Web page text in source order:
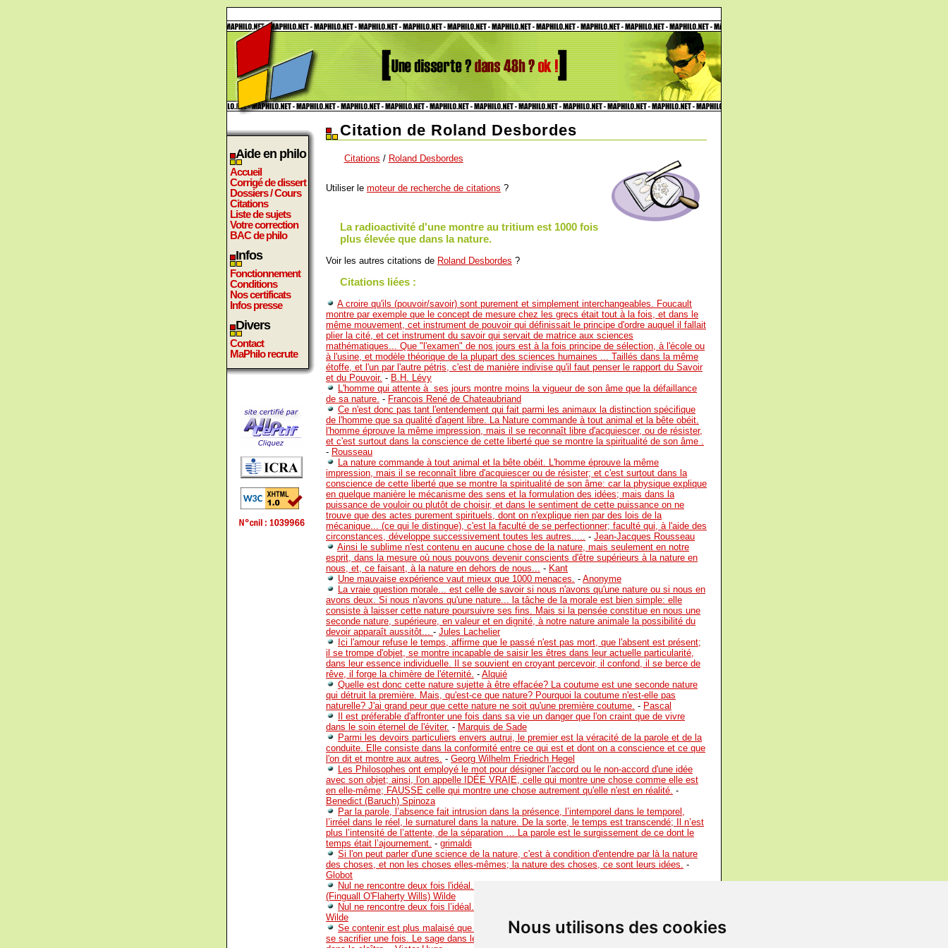
Nous utilisons des cookies
Aide en philo
Accueil
Corrigé de dissert
Dossiers / Cours
Citations
Liste de sujets
Votre correction
BAC de philo
Infos
Fonctionnement
Conditions
Nos certificats
Infos presse
Divers
Contact
MaPhilo recrute
Citation de Roland Desbordes
Citations / Roland Desbordes
Utiliser le moteur de recherche de citations ?
La radioactivité d'une montre au tritium est 1000 fois
plus élevée que dans la nature.
Voir les autres citations de Roland Desbordes ?
Citations liées :
A croire qu'ils (pouvoir/savoir) sont purement et simplement interchangeables. Foucault
montre par exemple que le concept de mesure chez les grecs était tout à la fois, et dans le
même mouvement, cet instrument de pouvoir qui définissait le principe d'ordre auquel il fallait
plier la cité, et cet instrument du savoir qui servait de matrice aux sciences
mathématiques... Que "l'examen" de nos jours est à la fois principe de sélection, à l'école ou
à l'usine, et modèle théorique de la plupart des sciences humaines ... Taillés dans la même
étoffe, et l'un par l'autre pétris, c'est de manière indivise qu'il faut penser le rapport du Savoir
et du Pouvoir. - B.H. Lévy
L'homme qui attente à ses jours montre moins la vigueur de son âme que la défaillance
de sa nature. - Francois René de Chateaubriand
Ce n'est donc pas tant l'entendement qui fait parmi les animaux la distinction spécifique
de l'homme que sa qualité d'agent libre. La Nature commande à tout animal et la bête obéit.
l'homme éprouve la même impression, mais il se reconnaît libre d'acquiescer, ou de résister,
et c'est surtout dans la conscience de cette liberté que se montre la spiritualité de son âme .
- Rousseau
La nature commande à tout animal et la bête obéit. L'homme éprouve la même
impression, mais il se reconnaît libre d'acquiescer ou de résister; et c'est surtout dans la
conscience de cette liberté que se montre la spiritualité de son âme: car la physique explique
en quelque manière le mécanisme des sens et la formulation des idées; mais dans la
puissance de vouloir ou plutôt de choisir, et dans le sentiment de cette puissance on ne
trouve que des actes purement spirituels, dont on n'explique rien par des lois de la
mécanique... (ce qui le distingue), c'est la faculté de se perfectionner; faculté qui, à l'aide des
circonstances, développe successivement toutes les autres..... - Jean-Jacques Rousseau
Ainsi le sublime n'est contenu en aucune chose de la nature, mais seulement en notre
esprit, dans la mesure où nous pouvons devenir conscients d'être supérieurs à la nature en
nous, et, ce faisant, à la nature en dehors de nous... - Kant
Une mauvaise expérience vaut mieux que 1000 menaces. - Anonyme
La vraie question morale... est celle de savoir si nous n'avons qu'une nature ou si nous en
avons deux. Si nous n'avons qu'une nature... la tâche de la morale est bien simple: elle
consiste à laisser cette nature poursuivre ses fins. Mais si la pensée constitue en nous une
seconde nature, supérieure, en valeur et en dignité, à notre nature animale la possibilité du
devoir apparaît aussitôt... - Jules Lachelier
Ici l'amour refuse le temps, affirme que le passé n'est pas mort, que l'absent est présent;
il se trompe d'objet, se montre incapable de saisir les êtres dans leur actuelle particularité,
dans leur essence individuelle. Il se souvient en croyant percevoir, il confond, il se berce de
rêve, il forge la chimère de l'éternité. - Alquié
Quelle est donc cette nature sujette à être effacée? La coutume est une seconde nature
qui détruit la première. Mais, qu'est-ce que nature? Pourquoi la coutume n'est-elle pas
naturelle? J'ai grand peur que cette nature ne soit qu'une première coutume. - Pascal
Il est préferable d'affronter une fois dans sa vie un danger que l'on craint que de vivre
dans le soin éternel de l'éviter. - Marquis de Sade
Parmi les devoirs particuliers envers autrui, le premier est la véracité de la parole et de la
conduite. Elle consiste dans la conformité entre ce qui est et dont on a conscience et ce que
l'on dit et montre aux autres. - Georg Wilhelm Friedrich Hegel
Les Philosophes ont employé le mot pour désigner l'accord ou le non-accord d'une idée
avec son objet; ainsi, l'on appelle IDÉE VRAIE, celle qui montre une chose comme elle est
en elle-même; FAUSSE celle qui montre une chose autrement qu'elle n'est en réalité. -
Benedict (Baruch) Spinoza
Par la parole, l’absence fait intrusion dans la présence, l’intemporel dans le temporel,
l’irréel dans le réel, le surnaturel dans la nature. De la sorte, le temps est transcendé; Il n’est
plus l’intensité de l’attente, de la séparation … La parole est le surgissement de ce dont le
temps était l’ajournement. - grimaldi
Si l'on peut parler d'une science de la nature, c'est à condition d'entendre par là la nature
des choses, et non les choses elles-mêmes; la nature des choses, ce sont leurs idées. -
Globot
Nul ne rencontre deux fois l'idéal. Combien peu le rencontrent même une fois !
(Finguall O'Flaherty Wills) Wilde
Nul ne rencontre deux fois l’idéal. Combien peu le rencontrent même une fois !
Wilde
Se contenir est plus malaisé que se mutiler. Se priver tous les jours est plus difficile que
se sacrifier une fois. Le sage dans le monde est plus grand et plus héroîque que le sage